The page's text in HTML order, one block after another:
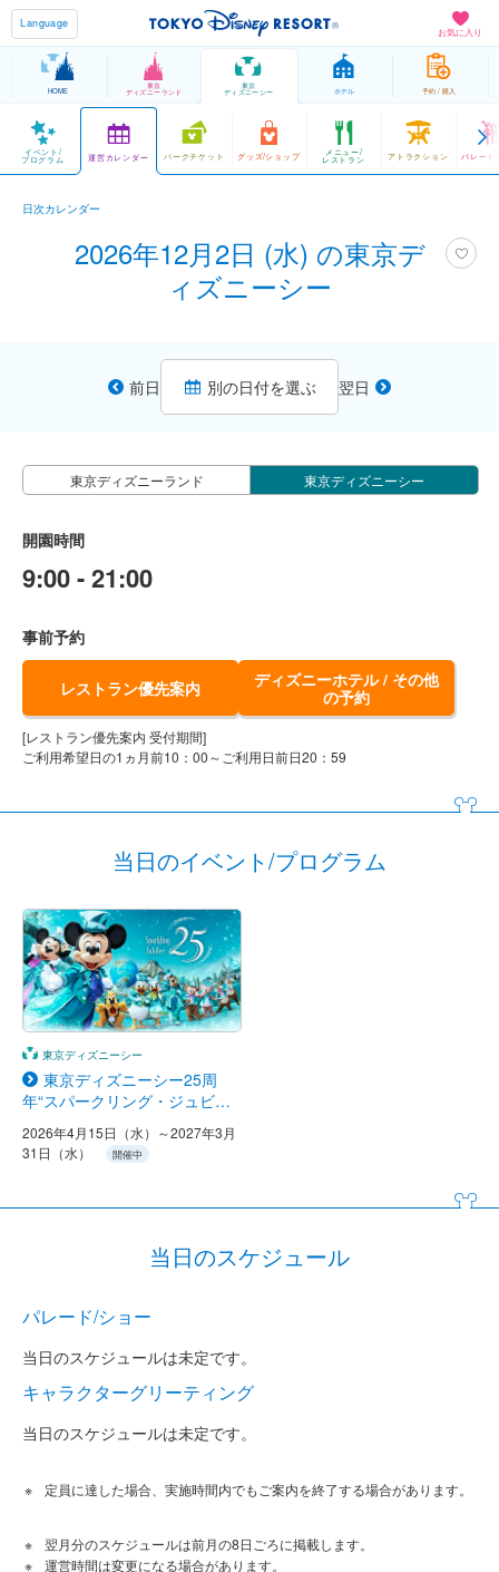
お気に入り
Language
HOME
東京
ディズニーランド
東京
ディズニーシー ホテル 予約 / 購入
イベント/
プログラム 運営カレンダー パークチケット グッズ/ショップ メニュー/
レストラン アトラクション パレード
日次カレンダー
2026年12月2日 (水) の東京デ
ィズニーシー
前日 別の日付を選ぶ 翌日
東京ディズニーランド 東京ディズニーシー
開園時間
9:00 - 21:00
事前予約
レストラン優先案内
ディズニーホテル / その他
の予約
[レストラン優先案内 受付期間]
ご利用希望日の1ヵ月前10：00～ご利用日前日20：59
当日のイベント/プログラム
東京ディズニーシー
東京ディズニーシー25周
年“スパークリング・ジュビリ
2026年4月15日（水）～2027年3月
31日（水）
開催中
当日のスケジュール
パレード/ショー
当日のスケジュールは未定です。
キャラクターグリーティング
当日のスケジュールは未定です。
定員に達した場合、実施時間内でもご案内を終了する場合があります。
翌月分のスケジュールは前月の8日ごろに掲載します。
運営時間は変更になる場合があります。